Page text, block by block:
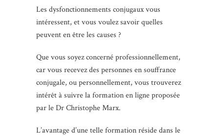
Les dysfonctionnements conjugaux vous
intéressent, et vous voulez savoir quelles
peuvent en être les causes ?
Que vous soyez concerné professionnellement,
car vous recevez des personnes en souffrance
conjugale, ou personnellement, vous trouverez
intérêt à suivre la formation en ligne proposée
par le Dr Christophe Marx.
L’avantage d’une telle formation réside dans le